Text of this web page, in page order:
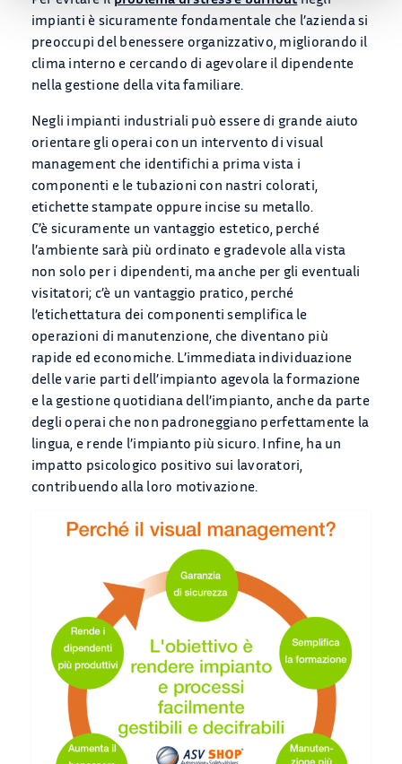
impianti è sicuramente fondamentale che l’azienda si
preoccupi del benessere organizzativo, migliorando il
clima interno e cercando di agevolare il dipendente
nella gestione della vita familiare.
Negli impianti industriali può essere di grande aiuto
orientare gli operai con un intervento di visual
management che identifichi a prima vista i
componenti e le tubazioni con nastri colorati,
etichette stampate oppure incise su metallo.
C’è sicuramente un vantaggio estetico, perché
l’ambiente sarà più ordinato e gradevole alla vista
non solo per i dipendenti, ma anche per gli eventuali
visitatori; c’è un vantaggio pratico, perché
l’etichettatura dei componenti semplifica le
operazioni di manutenzione, che diventano più
rapide ed economiche. L’immediata individuazione
delle varie parti dell’impianto agevola la formazione
e la gestione quotidiana dell’impianto, anche da parte
degli operai che non padroneggiano perfettamente la
lingua, e rende l’impianto più sicuro. Infine, ha un
impatto psicologico positivo sui lavoratori,
contribuendo alla loro motivazione.